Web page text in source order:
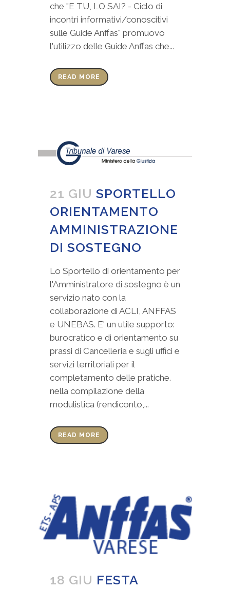
che "E TU, LO SAI? - Ciclo di
incontri informativi/conoscitivi
sulle Guide Anffas" promuovo
l'utilizzo delle Guide Anffas che...
READ MORE
21 GIU SPORTELLO
ORIENTAMENTO
AMMINISTRAZIONE
DI SOSTEGNO
Lo Sportello di orientamento per
l'Amministratore di sostegno è un
servizio nato con la
collaborazione di ACLI, ANFFAS
e UNEBAS. E' un utile supporto:
burocratico e di orientamento su
prassi di Cancelleria e sugli uffici e
servizi territoriali per il
completamento delle pratiche.
nella compilazione della
modulistica (rendiconto,...
READ MORE
18 GIU FESTA